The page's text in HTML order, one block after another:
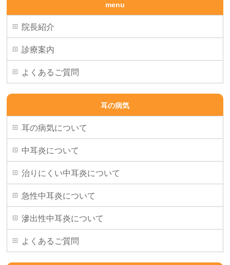
menu
院長紹介
診療案内
よくあるご質問
耳の病気
耳の病気について
中耳炎について
治りにくい中耳炎について
急性中耳炎について
滲出性中耳炎について
よくあるご質問